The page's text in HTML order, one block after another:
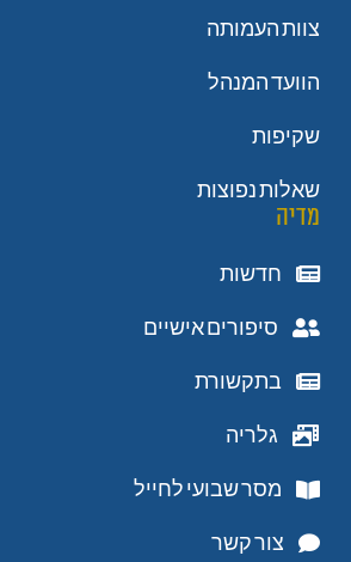
צוות העמותה
הוועד המנהל
שקיפות
שאלות נפוצות
מדיה
חדשות
סיפורים אישיים
בתקשורת
גלריה
מסר שבועי לחייל
צור קשר